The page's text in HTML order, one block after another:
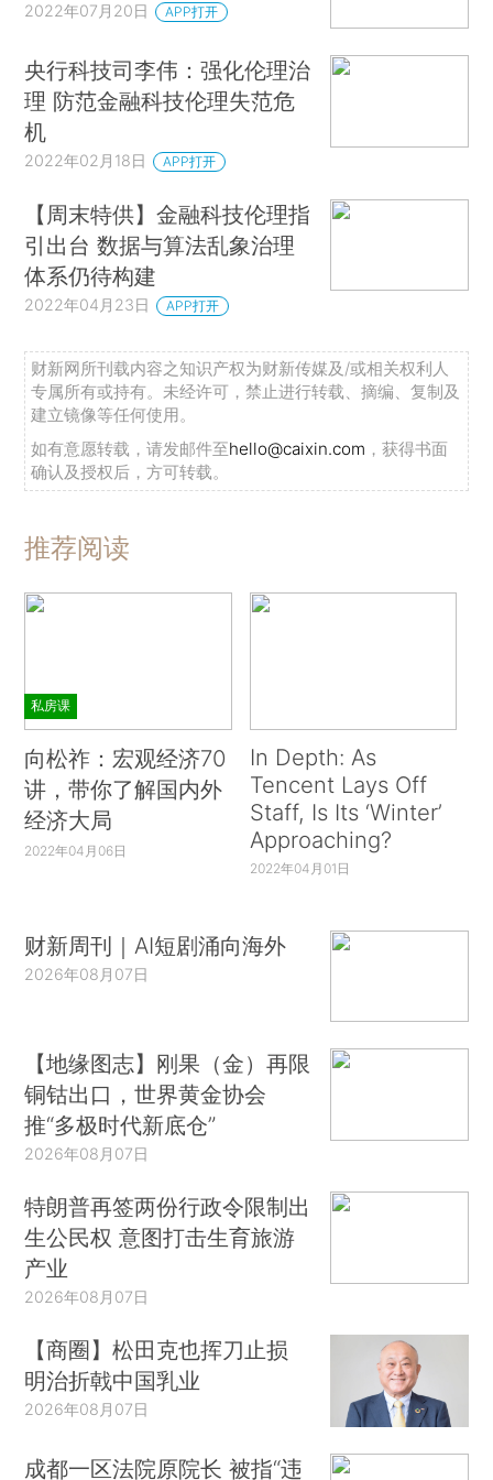
2022年07月20日 APP打开
央行科技司李伟：强化伦理治
理 防范金融科技伦理失范危
机
2022年02月18日 APP打开
【周末特供】金融科技伦理指
引出台 数据与算法乱象治理
体系仍待构建
2022年04月23日 APP打开
财新网所刊载内容之知识产权为财新传媒及/或相关权利人
专属所有或持有。未经许可，禁止进行转载、摘编、复制及
建立镜像等任何使用。
如有意愿转载，请发邮件至hello@caixin.com ，获得书面
确认及授权后，方可转载。
推荐阅读
私房课
向松祚：宏观经济70
讲，带你了解国内外
经济大局
2022年04月06日
In Depth: As
Tencent Lays Off
Staff, Is Its ‘Winter’
Approaching?
2022年04月01日
财新周刊｜AI短剧涌向海外
2026年08月07日
【地缘图志】刚果（金）再限
铜钴出口，世界黄金协会
推“多极时代新底仓”
2026年08月07日
特朗普再签两份行政令限制出
生公民权 意图打击生育旅游
产业
2026年08月07日
【商圈】松田克也挥刀止损
明治折戟中国乳业
2026年08月07日
成都一区法院原院长 被指“违